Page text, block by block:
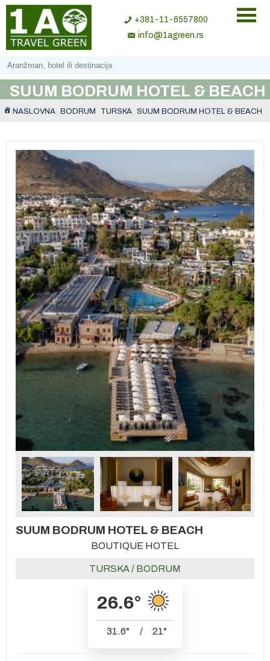
+381-11-6557800
info@1agreen.rs
SUUM BODRUM HOTEL & BEACH
NASLOVNA BODRUM TURSKA SUUM BODRUM HOTEL & BEACH
SUUM BODRUM HOTEL & BEACH
BOUTIQUE HOTEL
TURSKA/ BODRUM
26.6°
31.6° / 21°